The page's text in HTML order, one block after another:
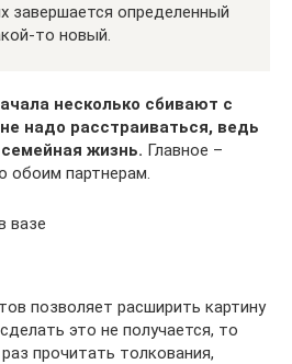
завершается определенный
то новый.
несколько сбивают с
надо расстраиваться, ведь
жизнь. Главное –
обоим партнерам.
вазе
позволяет расширить картину
это не получается, то
прочитать толкования,